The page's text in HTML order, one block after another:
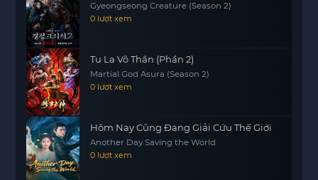
tình bạn, nơi mà họ không chỉ tìm thấy nhau mà
còn tìm thấy chính mình. Độ sâu cảm xúc mà họ
trải qua đã giúp họ trưởng thành và nhìn nhận
cuộc sống một cách tích cực hơn.
Gyeongseong Creature (Season 2)
0 lượt xem
Tu La Võ Thần (Phần 2)
Martial God Asura (Season 2)
0 lượt xem
Hôm Nay Cũng Đang Giải Cứu Thế Giới
Another Day Saving the World
0 lượt xem